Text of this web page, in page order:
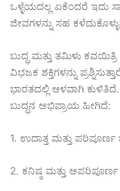
ಒಳ್ಳೆಯದಲ್ಲ ಏಕೆಂದರೆ ಇದು
ಜೀವಗಳನ್ನು ಸಹ
ಬುದ್ಧ ಮತ್ತು ತಮಿಳು
ವಿಭಜಕ ಶಕ್ತಿಗಳನ್ನು
ಭಾರತದಲ್ಲಿ ಆಳವಾಗಿ
ಬುದ್ಧನ ಅಭಿಪ್ರಾಯ ಹೀಗಿದೆ:
1. ಉದಾತ್ತ ಮತ್ತು ಪರಿಪೂರ್ಣ
2. ಕನಿಷ್ಠ ಮತ್ತು